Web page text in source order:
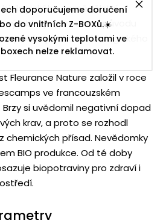
doporučujeme doručení
do vnitřních Z-BOXů.☀️
vysokými teplotami ve
nelze reklamovat.
biologického zemědělství
výrobku je přírodního původu
výrobku pochází z biologického
Fleurance Nature založil v roce
ve francouzském
si uvědomil negativní dopad
krav, a proto se rozhodl
chemických přísad. Nevědomky
BIO produkce. Od té doby
biopotraviny pro zdraví i